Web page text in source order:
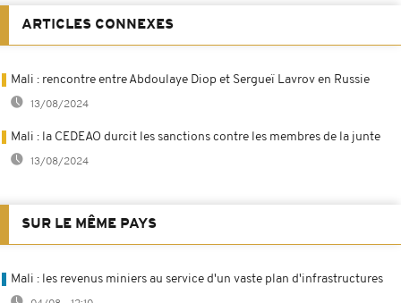
ARTICLES CONNEXES
Mali : rencontre entre Abdoulaye Diop et Sergueï Lavrov en Russie
13/08/2024
Mali : la CEDEAO durcit les sanctions contre les membres de la junte
13/08/2024
SUR LE MÊME PAYS
Mali : les revenus miniers au service d'un vaste plan d'infrastructures